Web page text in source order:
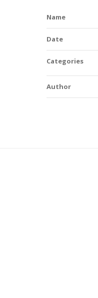
Name
Date
Categories
Author